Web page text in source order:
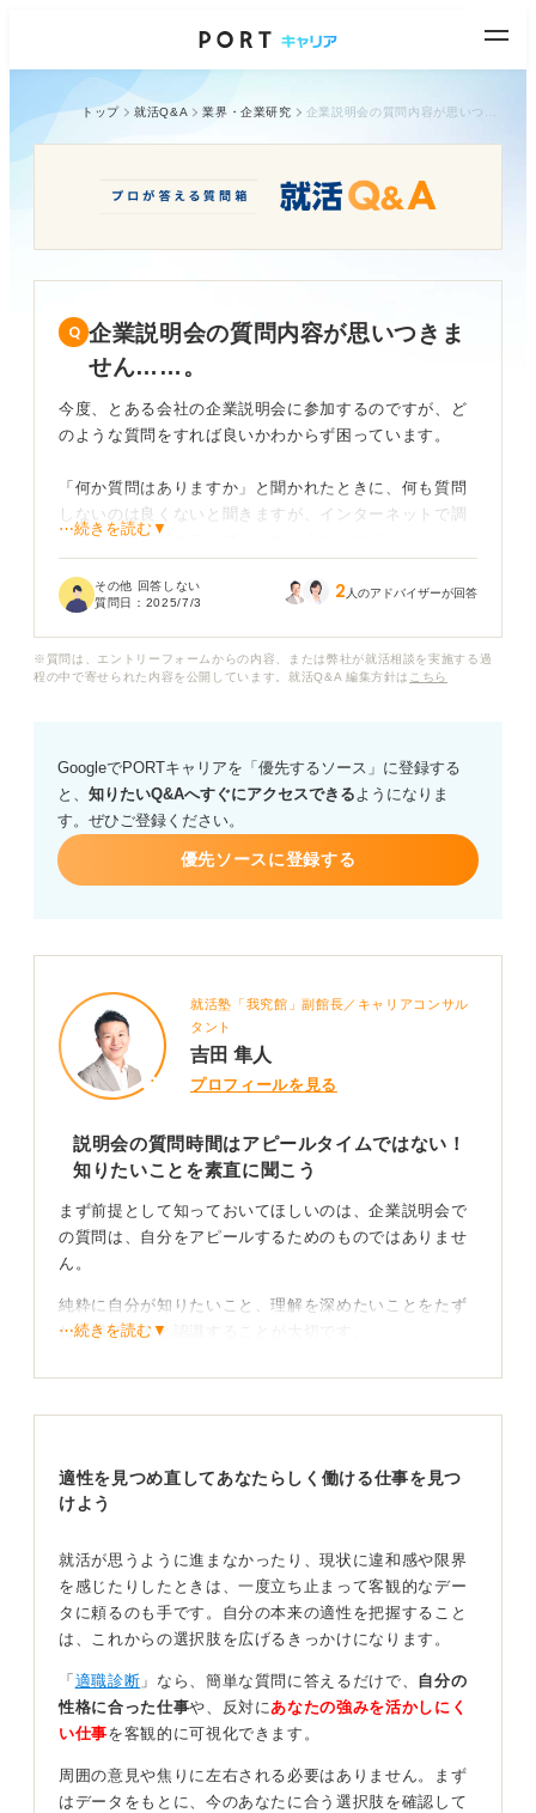
トップ 就活Q&A 業界・企業研究
企業説明会の質問内容が思いつきま
せん……。
今度、とある会社の企業説明会に参加するのですが、ど
のような質問をすれば良いかわからず困っています。
「何か質問はありますか」と聞かれたときに、何も質問
しないのは良くないと聞きますが、インターネットで調
べても「逆質問のテンプレ」のようなものばかりしかな
せん。
と思ってもらえるような、一歩踏み込んだ質問をしたい
また、企業説明会で聞きたいことを自力で見つけるには
どのような視点を持つべきなのかについても、ぜひアド
バイスお願いいたします。
⋯続きを読む▼
その他 回答しない
質問日： 2025/7/3 2 人のアドバイザーが回答
※質問は、エントリーフォームからの内容、または弊社が就活相談を実施する過
程の中で寄せられた内容を公開しています。就活Q&A 編集方針は こちら
GoogleでPORTキャリアを「優先するソース」に登録する
と、 知りたいQ&Aへすぐにアクセスできるようになりま
す。ぜひご登録ください。
優先ソースに登録する
就活塾「我究館」副館長／キャリアコンサル
タント
吉田 隼人
プロフィールを見る
説明会の質問時間はアピールタイムではない！
知りたいことを素直に聞こう
まず前提として知っておいてほしいのは、企業説明会で
の質問は、自分をアピールするためのものではありませ
ん。
純粋に自分が知りたいこと、理解を深めたいことをたず
ねる場であると認識することが大切です。
限られた時間のなかで、自分だけが目立とうとする姿勢
アピールは逆効果！ 率直な疑問を解消して企業理解
もちろん、説明会であっても調べればすぐにわかるよう
な質問は避けるべきですが、テンプレート通りの質問を
する必要もないと思います。
説明会はアピールの場ではないので、そこで差別化を図
ることはできません。
⋯続きを読む▼
適性を見つめ直してあなたらしく働ける仕事を見つ
けよう
就活が思うように進まなかったり、現状に違和感や限界
を感じたりしたときは、一度立ち止まって客観的なデー
タに頼るのも手です。自分の本来の適性を把握すること
は、これからの選択肢を広げるきっかけになります。
「 適職診断 」なら、簡単な質問に答えるだけで、 自分の
性格に合った仕事や、反対に あなたの強みを活かしにく
い仕事を客観的に可視化できます。
周囲の意見や焦りに左右される必要はありません。まず
はデータをもとに、今のあなたに合う選択肢を確認して